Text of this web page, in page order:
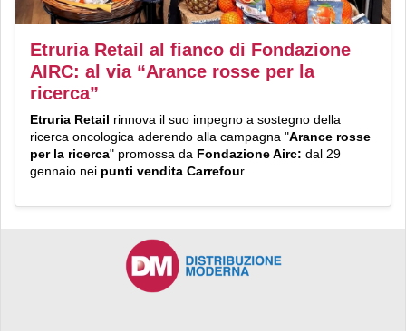
Etruria Retail al fianco di Fondazione
AIRC: al via “Arance rosse per la
ricerca”
Etruria Retail rinnova il suo impegno a sostegno della
ricerca oncologica aderendo alla campagna "Arance rosse
per la ricerca" promossa da Fondazione Airc: dal 29
gennaio nei punti vendita Carrefour...